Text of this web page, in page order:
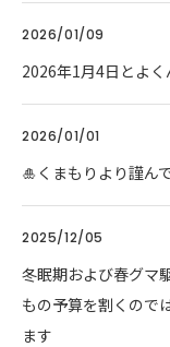
2026/01/09
2026年1月4日とよ
2026/01/01
🎍くまもりより謹ん
2025/12/05
冬眠期および春グマ
もの予算を割くので
ます